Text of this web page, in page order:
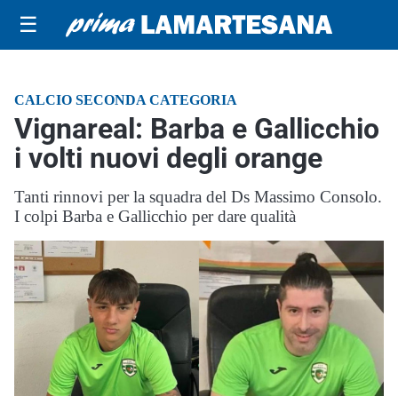
☰
CALCIO SECONDA CATEGORIA
Vignareal: Barba e Gallicchio
i volti nuovi degli orange
Tanti rinnovi per la squadra del Ds Massimo Consolo.
I colpi Barba e Gallicchio per dare qualità